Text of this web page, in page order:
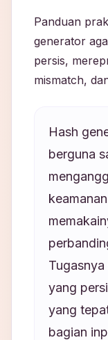
Panduan
generator
persis,
mismatch,
Hash
berguna
yang
yang
bagian